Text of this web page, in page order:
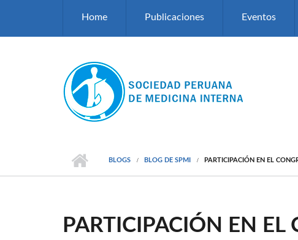
Home Publicaciones Eventos
BLOGS BLOG DE SPMI PARTICIPACIÓN EN EL
PARTICIPACIÓN EN EL